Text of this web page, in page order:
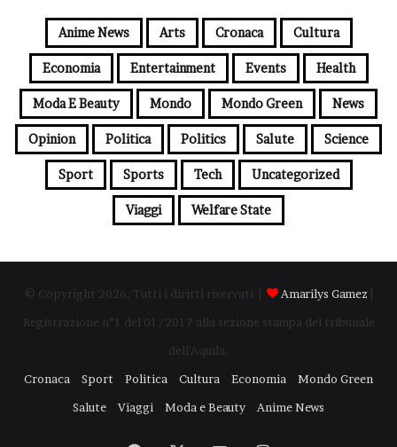
Anime News Arts Cronaca Cultura
Economia Entertainment Events Health
Moda E Beauty Mondo Mondo Green News
Opinion Politica Politics Salute Science
Sport Sports Tech Uncategorized
Viaggi Welfare State
© Copyright 2026, Tutti i diritti riservati | Amarilys Gamez
Registrazione n°1 del 01/2017 alla sezione stampa del tribunale
dell'Aquila.
Cronaca
Sport Politica Cultura Economia
Mondo Green
Salute
Viaggi Moda e Beauty Anime News